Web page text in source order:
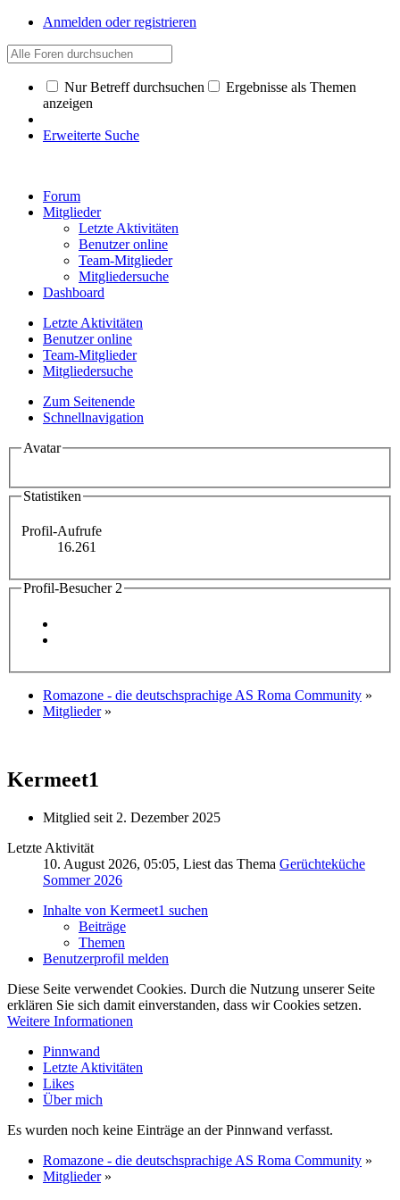
Anmelden oder registrieren
Nur Betreff durchsuchen
Ergebnisse als Themen
anzeigen
Erweiterte Suche
Forum
Mitglieder
Letzte Aktivitäten
Benutzer online
Team-Mitglieder
Mitgliedersuche
Dashboard
Letzte Aktivitäten
Benutzer online
Team-Mitglieder
Mitgliedersuche
Zum Seitenende
Schnellnavigation
Avatar
Statistiken
Profil-Aufrufe
16.261
Profil-Besucher 2
Romazone - die deutschsprachige AS Roma Community »
Mitglieder »
Kermeet1
Mitglied seit 2. Dezember 2025
Letzte Aktivität
10. August 2026, 05:05, Liest das Thema Gerüchteküche
Sommer 2026
Inhalte von Kermeet1 suchen
Beiträge
Themen
Benutzerprofil melden
Diese Seite verwendet Cookies. Durch die Nutzung unserer Seite
erklären Sie sich damit einverstanden, dass wir Cookies setzen.
Weitere Informationen
Pinnwand
Letzte Aktivitäten
Likes
Über mich
Es wurden noch keine Einträge an der Pinnwand verfasst.
Romazone - die deutschsprachige AS Roma Community »
Mitglieder »